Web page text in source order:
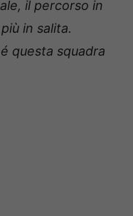
il percorso in
in salita.
questa squadra